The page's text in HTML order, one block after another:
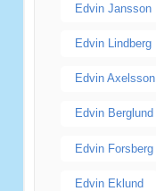
Edvin Jansson
Edvin Lindberg
Edvin Axelsson
Edvin Berglund
Edvin Forsberg
Edvin Eklund